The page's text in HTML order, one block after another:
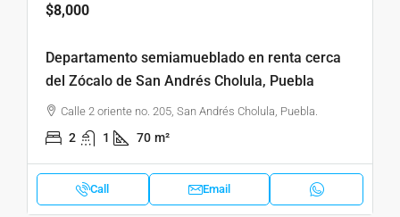
$8,000
Departamento semiamueblado en renta cerca
del Zócalo de San Andrés Cholula, Puebla
Calle 2 oriente no. 205, San Andrés Cholula, Puebla.
2 1 70 m²
Call Email